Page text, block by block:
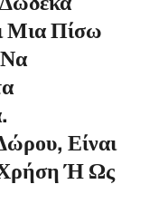
Μια Πίσω
Είναι
Χρήση Ή Ως